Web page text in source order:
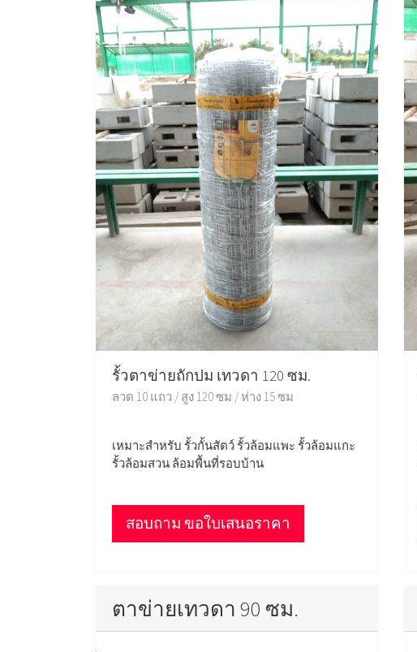
รั้วตาข่ายถักปม เทวดา 120 ซม.
ลวด 10 แถว / สูง 120 ซม / ห่าง 15 ซม
เหมาะสำหรับ รั้วกั้นสัตว์ รั้วล้อมแพะ รั้วล้อมแกะ
รั้วล้อมสวน ล้อมพื้นที่รอบบ้าน
สอบถาม ขอใบเสนอราคา
ตาข่ายเทวดา 90 ซม.